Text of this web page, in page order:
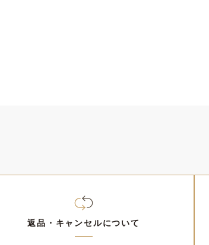
返品・キャンセルについて